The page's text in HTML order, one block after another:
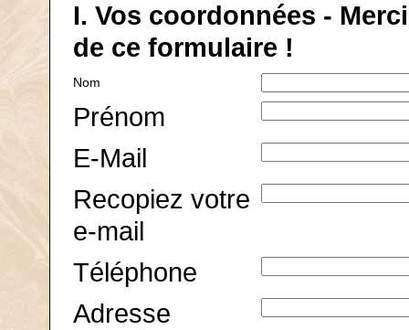
I. Vos coordonnées -
de ce formulaire !
Nom
Prénom
E-Mail
Recopiez votre
e-mail
Téléphone
Adresse